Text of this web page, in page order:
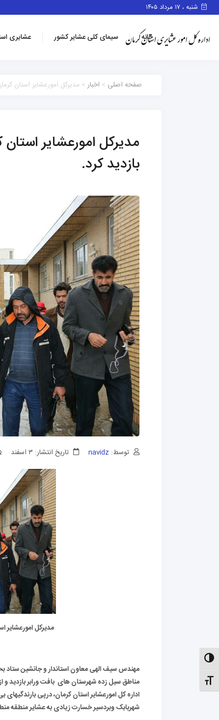
حالت کنتراست بالا
تنظیم اندازهٔ فونت
شنبه ، ۱۷ مرداد ۱۴۰۵
خانه سیمای کلی عشایر کشور عشایری
صفحه اصلی > اخبار> مدیرکل امورعشایر استان
مدیرکل امورعشایر
بازدید کرد.
توسط: navidz تاریخ انتشار: ۳ اسفند
مدیرکل امورعشایر
مهندس سیف الهی معاون استاندار و جانشین ستاد
مناطق سیل زده شهرستان های بافت ورابر بازدید و
اداره کل امورعشایر استان کرمان، درپی
شهربابک وبردسیر خسارت زیادی به عشایر منطقه